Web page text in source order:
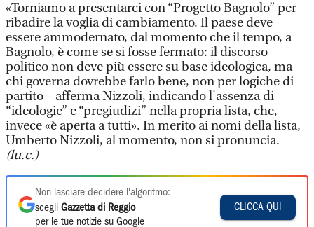
«Torniamo a presentarci con “Progetto Bagnolo” per
ribadire la voglia di cambiamento. Il paese deve
essere ammodernato, dal momento che il tempo, a
Bagnolo, è come se si fosse fermato: il discorso
politico non deve più essere su base ideologica, ma
chi governa dovrebbe farlo bene, non per logiche di
partito – afferma Nizzoli, indicando l'assenza di
“ideologie” e “pregiudizi” nella propria lista, che,
invece «è aperta a tutti». In merito ai nomi della lista,
Umberto Nizzoli, al momento, non si pronuncia.
(lu.c.)
Non lasciare decidere l'algoritmo:
scegli Gazzetta di Reggio
per le tue notizie su Google
CLICCA QUI